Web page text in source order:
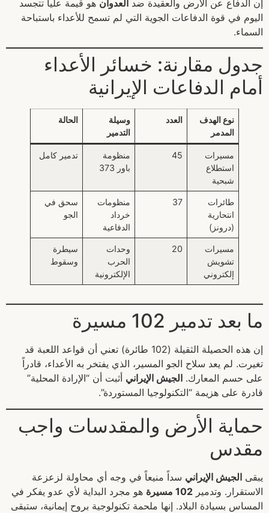
إن الدفاع عن الأرض والعقيدة ضد العدوان هو قيمة عليا تتجسد
اليوم في قوة الدفاعات الجوية التي لم تسمح للأعداء باستباحة
السماء.
جدول مقارنة: خسائر الأعداء
أمام الدفاعات الإيرانية
نوع الهدف
المدمر
العدد
وسيلة
التدمير
الحالة
مسيرات
استطلاع
شبحية
45
منظومة
باور 373
تدمير كامل
طائرات
انتحارية
(درونز)
37
منظومات
خرداد
الدفاعية
سحق في
الجو
مسيرات
تشويش
إلكتروني
20
وحدات
الحرب
الإلكترونية
سيطرة
وسقوط
ما بعد تدمير 102 مسيرة
إن هذه الحصيلة الثقيلة (102 طائرة) تعني أن قواعد اللعبة قد
تغيرت. لم يعد سلاح الجو المسير، الذي يفتخر به الأعداء، قادراً
على حسم المعارك. الجيش الإيراني أثبت أن “الإرادة المحلية”
قادرة على هزيمة “التكنولوجيا المستوردة”.
حماية الأرض والمقدسات واجب
مقدس
يبقى الجيش الإيراني سداً منيعاً في وجه أي محاولة لزعزعة
الاستقرار. وتدمير 102 مسيرة
هو مجرد البداية لأي عدو يفكر في
المساس بسيادة البلاد. إنها ملحمة تكنولوجية بروح إيمانية، ستبقى